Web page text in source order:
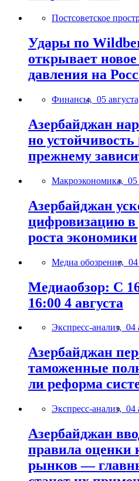
Постсоветское
Удары по
открывает
давления на
Финансы, 05
Азербайджан
но
прежнему
Макроэкономика, 05
Азербайджан
цифровизацию в
роста экономики
Медиа обозрение,
Медиаобзор: С
16:00 4 августа
Экспресс-анализ, 04
Азербайджан
таможенные
ли реформа
Экспресс-анализ, 04
Азербайджан
правила оценки
рынков —